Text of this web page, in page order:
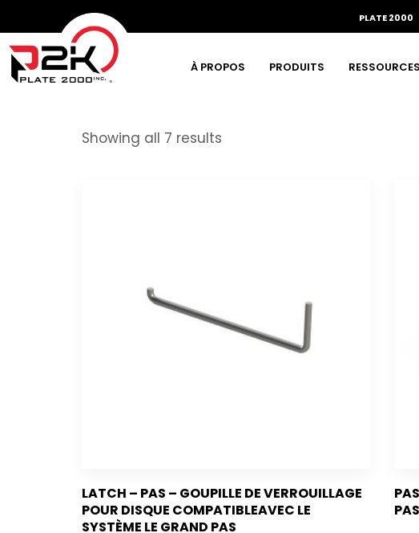
PLATE 2000
À PROPOS PRODUITS RESSOURCES
Showing all 7 results
LATCH – PAS – GOUPILLE DE VERROUILLAGE
POUR DISQUE COMPATIBLEAVEC LE
SYSTÈME LE GRAND PAS
PAS